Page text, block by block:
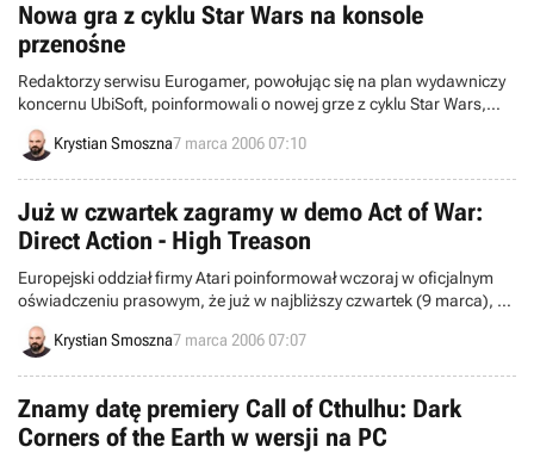
Raider: Legend będzie mieć do zaoferowania.
Nowa gra z cyklu Star Wars na konsole
przenośne
Redaktorzy serwisu Eurogamer, powołując się na plan wydawniczy
koncernu UbiSoft, poinformowali o nowej grze z cyklu Star Wars,
przeznaczonej na przenośne konsole Nintendo DS oraz PlayStation
Portable.Krystian Smoszna7 marca 2006 07:10
Już w czwartek zagramy w demo Act of War:
Direct Action - High Treason
Europejski oddział firmy Atari poinformował wczoraj w oficjalnym
oświadczeniu prasowym, że już w najbliższy czwartek (9 marca), w
Internecie pojawi się demo pierwszego dodatku do gry Act of War:
Direct Action, noszącego tytuł High Treason.
Krystian Smoszna7 marca 2006 07:07
Znamy datę premiery Call of Cthulhu: Dark
Corners of the Earth w wersji na PC